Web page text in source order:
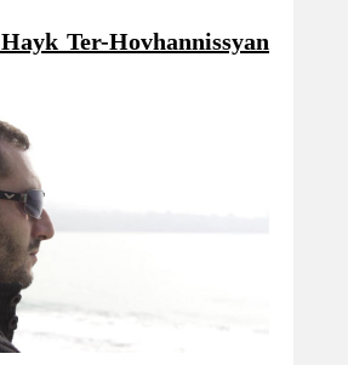
Hayk Ter-Hovhannissyan :